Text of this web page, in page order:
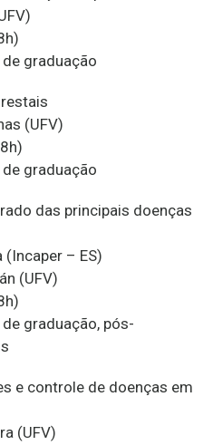
graduação
(UFV)
graduação
das principais doenças
(Incaper – ES)
(UFV)
graduação, pós-
e controle de doenças em
(UFV)